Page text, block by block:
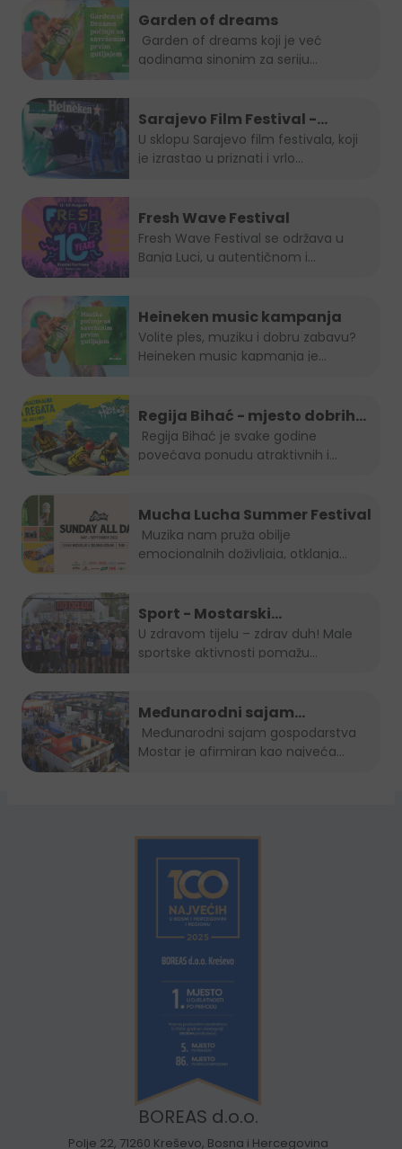
Garden of dreams
godinama sinonim za seriju
Sarajevo Film Festival -
Summer Lounge
U sklopu Sarajevo film festivala, koji
je izrastao u priznati i vrlo...
Fresh Wave Festival
Fresh Wave Festival se održava u
Banja Luci, u autentičnom i...
Heineken music kampanja
Volite ples, muziku i dobru zabavu?
Heineken music kapmanja je...
Regija Bihać - mjesto dobrih
evenata
povećava ponudu atraktivnih i...
Mucha Lucha Summer Festival
emocionalnih doživljaja, otklanja
Sport - Mostarski
polumaraton, Sara 5K, Zenički
cener i Kiseljak open
U zdravom tijelu – zdrav duh! Male
sportske aktivnosti pomažu...
Međunarodni sajam
gospodarstva Mostar 2022.
Mostar je afirmiran kao najveća...
BOREAS d.o.o.
Polje 22, 71260 Kreševo, Bosna i Hercegovina